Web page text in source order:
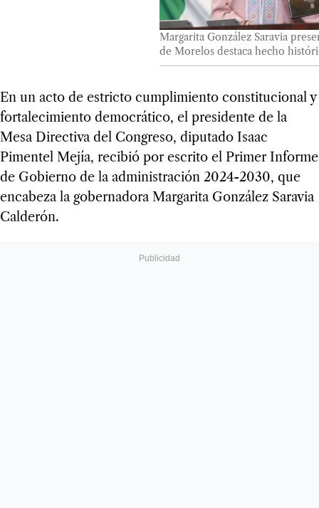
Margarita González Saravia
de Morelos destaca hecho
En un acto de estricto cumplimiento constitucional y
fortalecimiento democrático, el presidente de la
Mesa Directiva del Congreso, diputado Isaac
Pimentel Mejía, recibió por escrito el Primer Informe
de Gobierno de la administración 2024-2030, que
encabeza la gobernadora Margarita González Saravia
Calderón.